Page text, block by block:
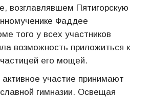
возглавлявшем Пятигорскую
Фаддее
того у всех участников
возможность приложиться к
его мощей.
участие принимают
гимназии. Освещая